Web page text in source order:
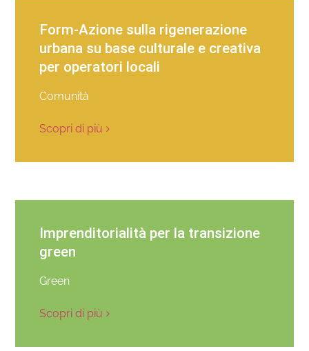
Form-Azione sulla rigenerazione
urbana su base culturale e creativa
per operatori locali
Comunità
Scopri di più
Imprenditorialità per la transizione
green
Green
Scopri di più